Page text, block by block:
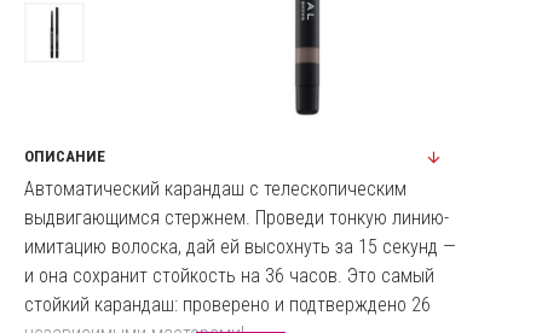
ОПИСАНИЕ
Автоматический карандаш с телескопическим
выдвигающимся стержнем. Проведи тонкую линию-
имитацию волоска, дай ей высохнуть за 15 секунд —
и она сохранит стойкость на 36 часов. Это самый
стойкий карандаш: проверено и подтверждено 26